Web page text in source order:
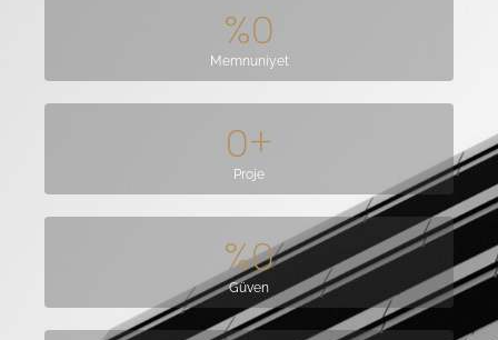
Memnuniyet
%0
Proje
0+
Güven
%0